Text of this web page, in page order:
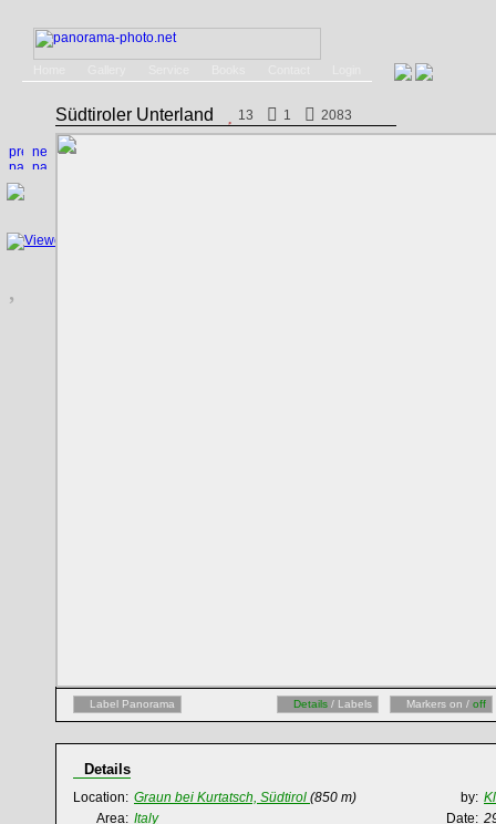
Südtiroler Unterland 13 1 2083
Label Panorama Details / Labels Markers on / off
Details
Location: Graun bei Kurtatsch, Südtirol (850 m) by:
Area: Italy Date: